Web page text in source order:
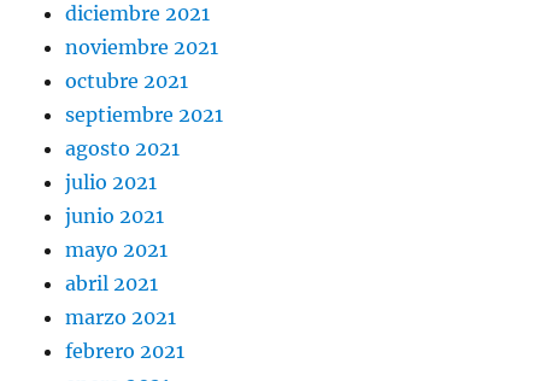
diciembre 2021
noviembre 2021
octubre 2021
septiembre 2021
agosto 2021
julio 2021
junio 2021
mayo 2021
abril 2021
marzo 2021
febrero 2021